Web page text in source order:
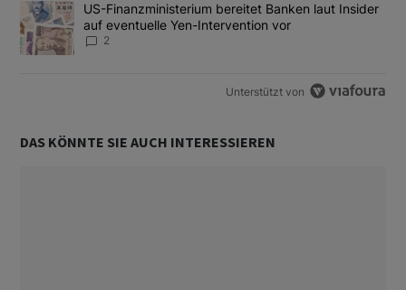
Ein Trendartikel mit dem Titel "US-Finanzministerium bereitet
US-Finanzministerium bereitet Banken laut Insider
auf eventuelle Yen-Intervention vor
2
Unterstützt von
DAS KÖNNTE SIE AUCH INTERESSIEREN